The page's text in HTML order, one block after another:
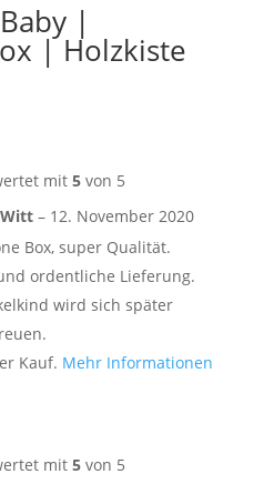
Baby |
| Holzkiste
mit 5von 5
– 12. November 2020
Box, super Qualität.
ordentliche Lieferung.
wird sich später
Kauf. Mehr Informationen
mit 5von 5